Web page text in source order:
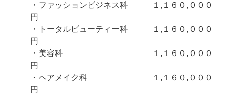
・ファッションビジネス科 １,１６０,０００
円
・トータルビューティー科 １,１６０,０００
円
・美容科 １,１６０,０００
円
・ヘアメイク科 １,１６０,０００
円